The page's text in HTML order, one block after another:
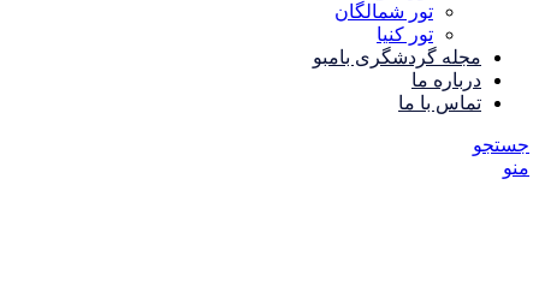
تور شمالگان
تور کنیا
مجله گردشگری بامبو
درباره ما
تماس با ما
جستجو
منو